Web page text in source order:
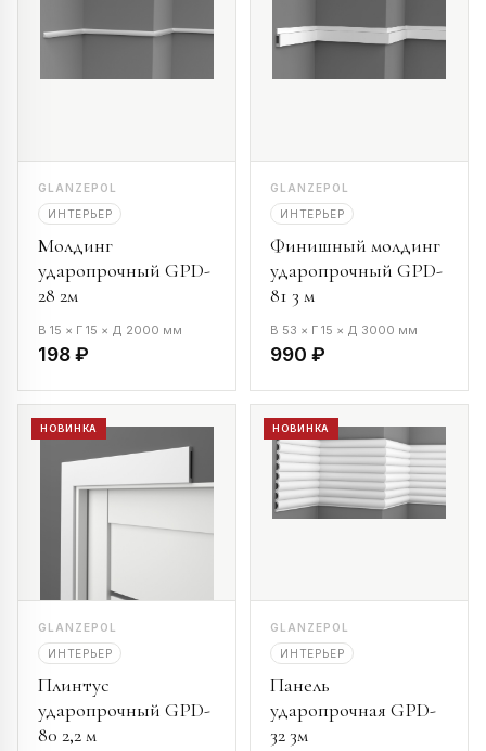
GLANZEPOL
ИНТЕРЬЕР
Молдинг
ударопрочный GPD-
28 2м
В 15 × Г 15 × Д 2000 мм
198 ₽
GLANZEPOL
ИНТЕРЬЕР
Финишный молдинг
ударопрочный GPD-
81 3 м
В 53 × Г 15 × Д 3000 мм
990 ₽
НОВИНКА
GLANZEPOL
ИНТЕРЬЕР
Плинтус
ударопрочный GPD-
80 2,2 м
НОВИНКА
GLANZEPOL
ИНТЕРЬЕР
Панель
ударопрочная GPD-
32 3м